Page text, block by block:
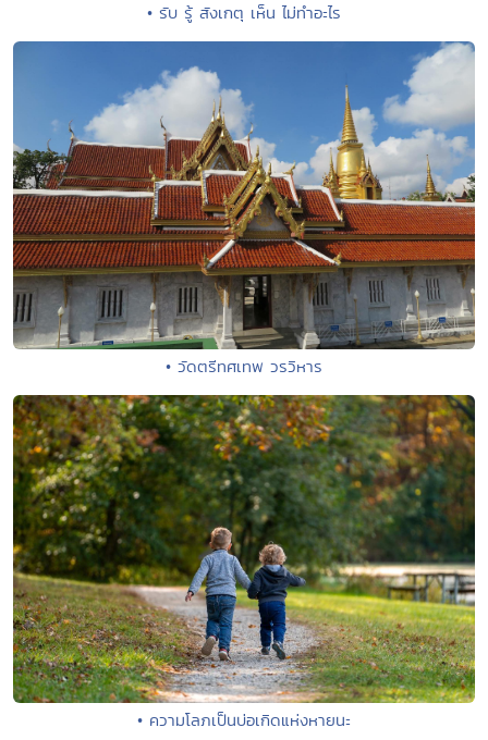
• รับ รู้ สังเกตุ เห็น ไม่ทำอะไร
• วัดตรีทศเทพ วรวิหาร
• ความโลภเป็นบ่อเกิดแห่งหายนะ